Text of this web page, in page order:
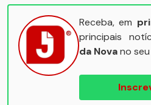
Receba, em
principais
da Novano seu